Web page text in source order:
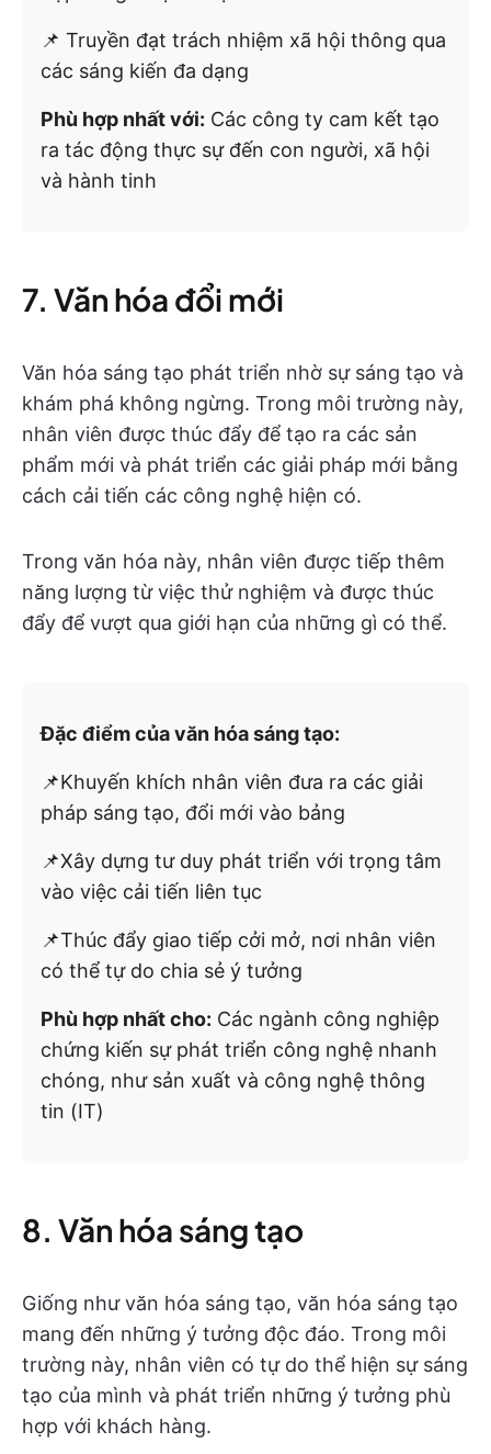
📌 Truyền đạt trách nhiệm xã hội thông qua
các sáng kiến đa dạng
Phù hợp nhất với: Các công ty cam kết tạo
ra tác động thực sự đến con người, xã hội
và hành tinh
7. Văn hóa đổi mới
Văn hóa sáng tạo phát triển nhờ sự sáng tạo và
khám phá không ngừng. Trong môi trường này,
nhân viên được thúc đẩy để tạo ra các sản
phẩm mới và phát triển các giải pháp mới bằng
cách cải tiến các công nghệ hiện có.
Trong văn hóa này, nhân viên được tiếp thêm
năng lượng từ việc thử nghiệm và được thúc
đẩy để vượt qua giới hạn của những gì có thể.
Đặc điểm của văn hóa sáng tạo:
📌Khuyến khích nhân viên đưa ra các giải
pháp sáng tạo, đổi mới vào bảng
📌Xây dựng tư duy phát triển với trọng tâm
vào việc cải tiến liên tục
📌Thúc đẩy giao tiếp cởi mở, nơi nhân viên
có thể tự do chia sẻ ý tưởng
Phù hợp nhất cho: Các ngành công nghiệp
chứng kiến sự phát triển công nghệ nhanh
chóng, như sản xuất và công nghệ thông
tin (IT)
8. Văn hóa sáng tạo
Giống như văn hóa sáng tạo, văn hóa sáng tạo
mang đến những ý tưởng độc đáo. Trong môi
trường này, nhân viên có tự do thể hiện sự sáng
tạo của mình và phát triển những ý tưởng phù
hợp với khách hàng.